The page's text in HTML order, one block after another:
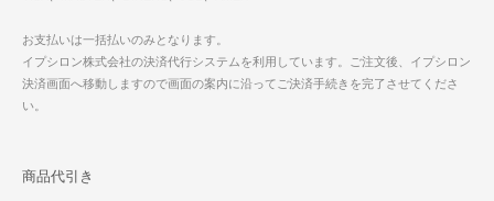
お支払いは一括払いのみとなります。
イプシロン株式会社の決済代行システムを利用しています。ご注文後、イプシロン
決済画面へ移動しますので画面の案内に沿ってご決済手続きを完了させてくださ
い。
商品代引き